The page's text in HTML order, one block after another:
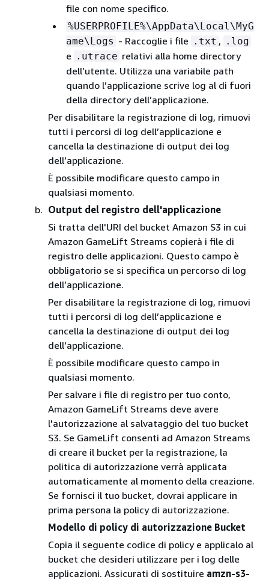
file con nome specifico.
%USERPROFILE%\AppData\Local\MyG
ame\Logs - Raccoglie i file .txt , .log
e .utrace relativi alla home directory
dell’utente. Utilizza una variabile path
quando l’applicazione scrive log al di fuori
della directory dell’applicazione.
Per disabilitare la registrazione di log, rimuovi
tutti i percorsi di log dell’applicazione e
cancella la destinazione di output dei log
dell’applicazione.
È possibile modificare questo campo in
qualsiasi momento.
Output del registro dell'applicazione
Si tratta dell'URI del bucket Amazon S3 in cui
Amazon GameLift Streams copierà i file di
registro delle applicazioni. Questo campo è
obbligatorio se si specifica un percorso di log
dell’applicazione.
Per disabilitare la registrazione di log, rimuovi
tutti i percorsi di log dell’applicazione e
cancella la destinazione di output dei log
dell’applicazione.
È possibile modificare questo campo in
qualsiasi momento.
Per salvare i file di registro per tuo conto,
Amazon GameLift Streams deve avere
l'autorizzazione al salvataggio del tuo bucket
S3. Se GameLift consenti ad Amazon Streams
di creare il bucket per la registrazione, la
politica di autorizzazione verrà applicata
automaticamente al momento della creazione.
Se fornisci il tuo bucket, dovrai applicare in
prima persona la policy di autorizzazione.
Modello di policy di autorizzazione Bucket
Copia il seguente codice di policy e applicalo al
bucket che desideri utilizzare per i log delle
applicazioni. Assicurati di sostituire amzn-s3-